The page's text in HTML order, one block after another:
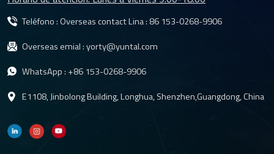
obstáculos que, de otro modo, quedarían fuera de la vista. Lente
de la cámara de visión traseraLentes de cámara de visión
obligatorios en muchos países, ya que proporcionan una visión
clara de lo que hay justo detrás del vehículo. Esto ha reducido
significativamente el número de accidentes causados ​​por la
marcha atrás, convirtiéndola en una de las características de
desarrollo de la lente YT-7615Reconociendo la creciente
demanda de sistemas de imagen de alta calidad, Wintop Optics
Teléfono : Overseas contact Lina : 86 153-0268-9906
Overseas emial :yorty@yuntal.com
WhatsApp : +86 153-0268-9906
E1108, Jinbolong Building, Longhua, Shenzhen,Guangdong, China